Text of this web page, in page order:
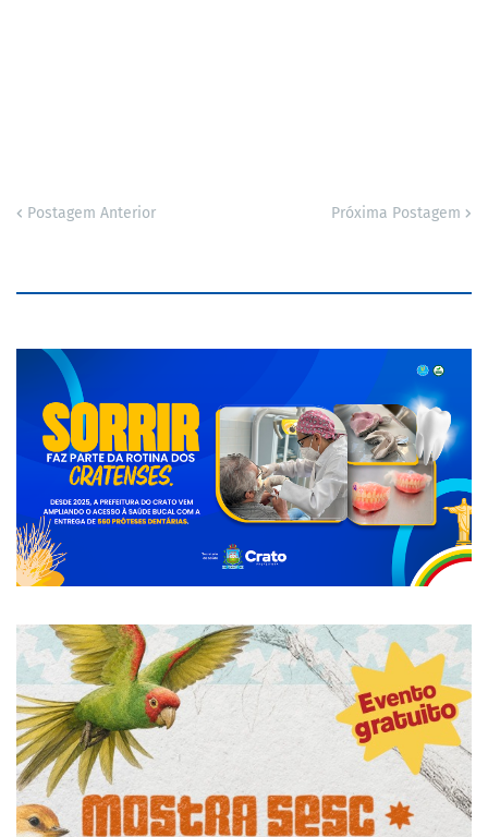
Postagem Anterior Próxima Postagem